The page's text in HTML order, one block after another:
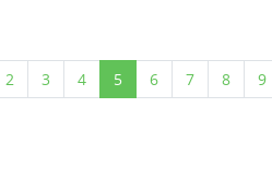
2 3 4 5 6 7 8 9